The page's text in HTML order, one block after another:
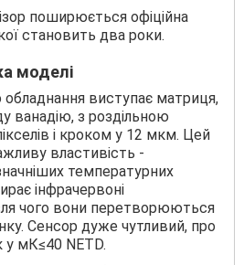
поширюється офіційна
становить два роки.
моделі
виступає матриця,
ванадію, з роздільною
і кроком у 12 мкм. Цей
властивість -
температурних
інфрачервоні
чого вони перетворюються
Сенсор дуже чутливий, про
у мК≤40 NETD.